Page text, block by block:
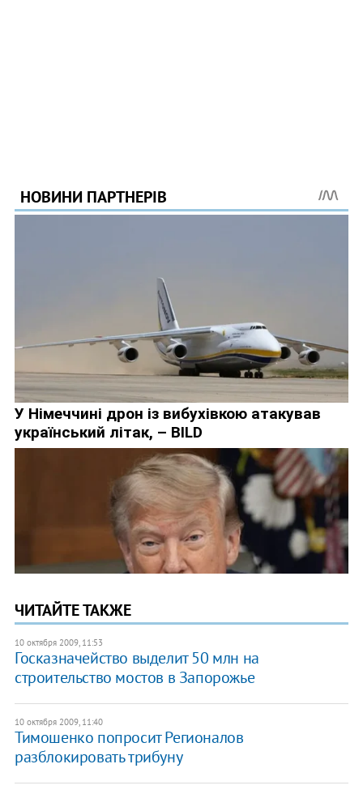
ЧИТАЙТЕ ТАКЖЕ
10 октября 2009, 11:53
Госказначейство выделит 50 млн на
строительство мостов в Запорожье
10 октября 2009, 11:40
Тимошенко попросит Регионалов
разблокировать трибуну